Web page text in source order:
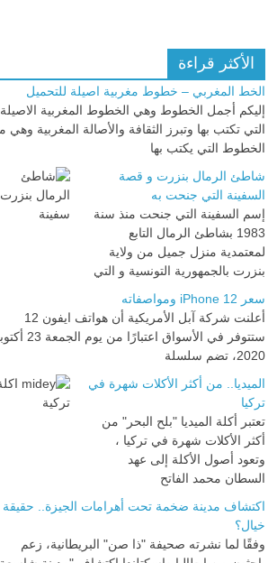
الأكثر قراءة
الخط المغربي – خطوط مغربية اصيلة للتحميل
إليكم أجمل الخطوط وهي الخطوط المغربية الاصيلة
التي تكتب بها وتبرز الثقافة والأصالة المغربية وهي
الخطوط التي يكتب بها
شاطئ الرمال بنزرت و قصة
السفينة التي جنحت به
إسم السفينة التي جنحت منذ سنة
1983 بشاطئ الرمال التابع
لمعتمدية منزل جميل من ولاية
بنزرت بالجمهورية التونسية و التي
سعر iPhone 12 ومواصفاته
أعلنت شركة آبل الأمريكية أن هواتف ايفون 12
ستتوفر في الأسواق اعتبارًا من يوم
2020، تضم سلسلة
الميديا.. من أكثر الأكلات شهرة في
تركيا
تعتبر أكلة الميديا "بلح البحر" من
أكثر الأكلات شهرة في تركيا ،
وتعود أصول الأكلة إلى عهد
السطان محمد الفاتح
اكتشاف مدينة ضخمة تحت أهرامات الجيزة.. حقيقة
خيال؟
وفقًا لما نشرته صحيفة "ذا صن" البريطانية، زعم